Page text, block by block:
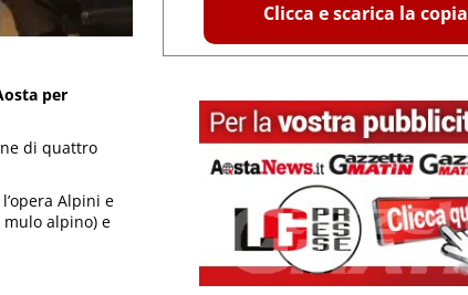
per
di quattro
Alpini e
mulo alpino) e
Clicca e scarica la copia